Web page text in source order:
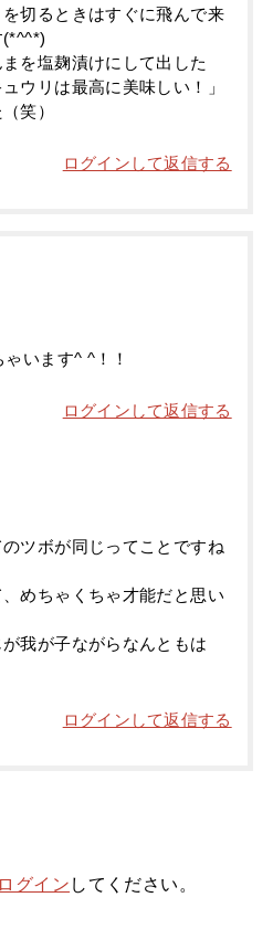
切るときはすぐに飛んで来
(*^^*)
を塩麹漬けにして出した
ウリは最高に美味しい！」
笑）
ログインして返信する
います^ ^！！
ログインして返信する
ツボが同じってことですね
めちゃくちゃ才能だと思い
我が子ながらなんともは
ログインして返信する
ログイン してください。